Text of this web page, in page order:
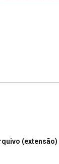
(extensão)